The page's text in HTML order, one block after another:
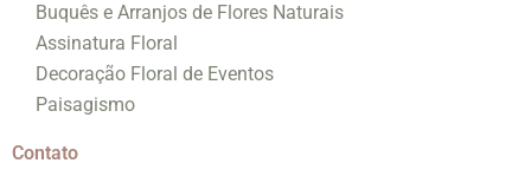
Buquês e Arranjos de Flores Naturais
Assinatura Floral
Decoração Floral de Eventos
Paisagismo
Contato